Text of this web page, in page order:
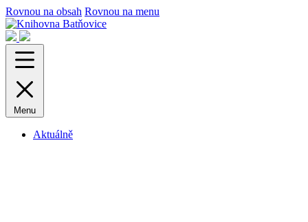
Rovnou na obsah Rovnou na menu
Menu
Aktuálně